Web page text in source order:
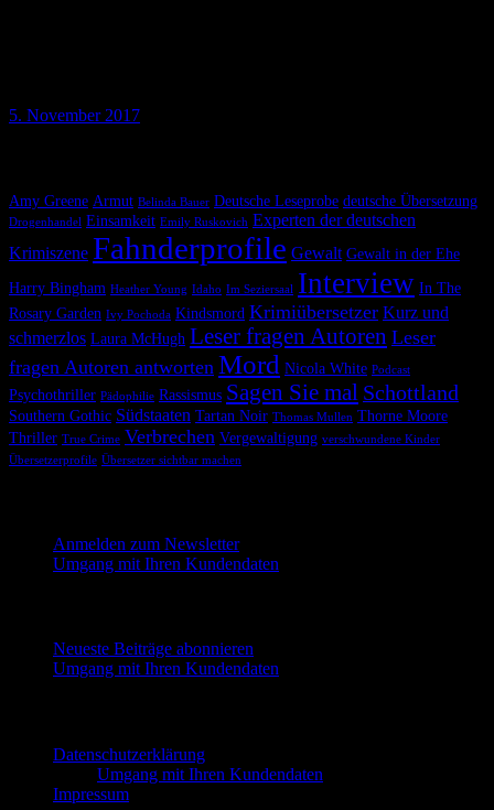
5. November 2017
Amy Greene Armut Belinda Bauer Deutsche Leseprobe deutsche Übersetzung
Drogenhandel Einsamkeit Emily Ruskovich Experten der deutschen
Krimiszene Fahnderprofile Gewalt Gewalt in der Ehe
Harry Bingham Heather Young Idaho Im Seziersaal Interview In The
Rosary Garden Ivy Pochoda Kindsmord Krimiübersetzer Kurz und
schmerzlos Laura McHugh Leser fragen Autoren Leser
fragen Autoren antworten Mord Nicola White Podcast
Psychothriller Pädophilie Rassismus Sagen Sie mal Schottland
Southern Gothic Südstaaten Tartan Noir Thomas Mullen Thorne Moore
Thriller True Crime Verbrechen Vergewaltigung verschwundene Kinder
Übersetzerprofile Übersetzer sichtbar machen
Anmelden zum Newsletter
Umgang mit Ihren Kundendaten
Neueste Beiträge abonnieren
Umgang mit Ihren Kundendaten
Datenschutzerklärung
Umgang mit Ihren Kundendaten
Impressum